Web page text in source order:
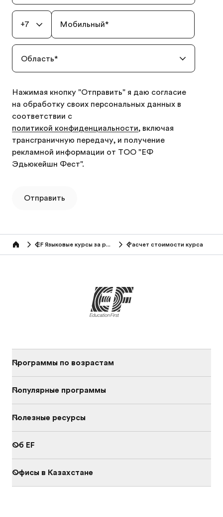
+7 Мобильный*
Область*
Нажимая кнопку "Отправить" я даю согласие
на обработку своих персональных данных в
соответствии с
политикой конфиденциальности, включая
трансграничную передачу, и получение
рекламной информации от ТОО "ЕФ
Эдьюкейшн Фест".
Отправить
Home EF Языковые курсы за рубежом (50+ лет) Расчет стоимости курса
Программы по возрастам
Популярные программы
Полезные ресурсы
Об EF
Офисы в Казахстане